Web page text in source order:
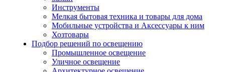
Инструменты
Мелкая бытовая техника и товары для дома
Мобильные устройства и Аксессуары к ним
Хозтовары
Подбор решений по освещению
Промышленное освещение
Уличное освещение